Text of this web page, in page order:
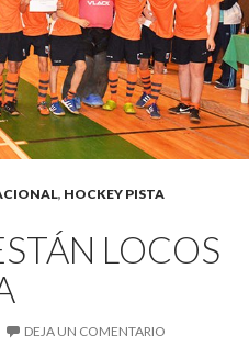
, HOCKEY PISTA
LOCOS
DEJA UN COMENTARIO